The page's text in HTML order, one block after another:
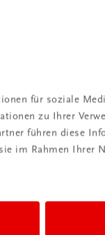
für soziale
zu Ihrer
führen diese
im Rahmen Ihrer